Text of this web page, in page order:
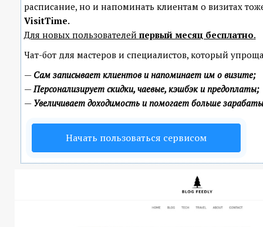
расписание, но и напоминать клиентам о визитах
VisitTime.
Для новых пользователей первый месяц бесплатно.
Чат-бот для мастеров и специалистов, который
— Сам записывает клиентов и напоминает им о визите;
—Персонализирует скидки, чаевые, кэшбэк и предоплаты;
— Увеличивает доходимость и помогает больше
Начать пользоваться сервисом